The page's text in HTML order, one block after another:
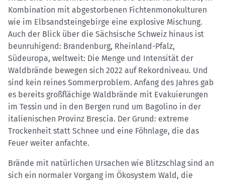
Kombination mit abgestorbenen Fichtenmonokulturen
wie im Elbsandsteingebirge eine explosive Mischung.
Auch der Blick über die Sächsische Schweiz hinaus ist
beunruhigend: Brandenburg, Rheinland-Pfalz,
Südeuropa, weltweit: Die Menge und Intensität der
Waldbrände bewegen sich 2022 auf Rekordniveau. Und
sind kein reines Sommerproblem. Anfang des Jahres gab
es bereits großflächige Waldbrände mit Evakuierungen
im Tessin und in den Bergen rund um Bagolino in der
italienischen Provinz Brescia. Der Grund: extreme
Trockenheit statt Schnee und eine Föhnlage, die das
Feuer weiter anfachte.
Brände mit natürlichen Ursachen wie Blitzschlag sind an
sich ein normaler Vorgang im Ökosystem Wald, die